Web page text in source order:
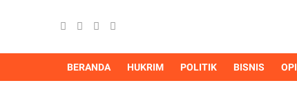
BERANDA HUKRIM POLITIK BISNIS